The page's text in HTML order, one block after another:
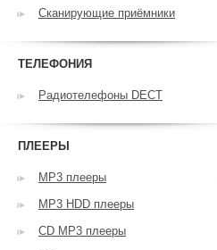
Сканирующие приёмники
ТЕЛЕФОНИЯ
Радиотелефоны DECT
ПЛЕЕРЫ
MP3 плееры
MP3 HDD плееры
CD MP3 плееры